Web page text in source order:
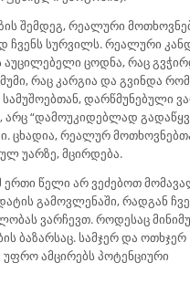
შემდეგ, რეალური
ჩვენს სურვილს. რეალური
ცოდნა, რაც
რაც კარგია და გვინდა
დარწმუნებული
არც “დამოუკიდებლად
ცხადია, რეალურ
უარზე, მცირდება.
ერთი წელი არ ვეძებოთ
გამოვლენაში, რადგან
ვარჩევთ. როდესაც
ბაზარსაც. სამჯერ და ოთხჯერ
უფრო ამცირებს პოტენციური